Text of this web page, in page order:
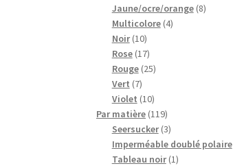
produits
Jaune/ocre/orange 88
Multicolore 44
Noir 1010
produits
Rose 1717
produits
Rouge 2525
Vert 77
produits
Violet 1010
produits
Par matière 119119
produits
Seersucker 33
produits
Imperméable doublé polaire
Tableau noir 11